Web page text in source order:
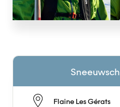
Flaine Les Gérats